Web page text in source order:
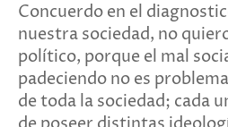
Concuerdo en el
nuestra sociedad, no
político, porque el mal
padeciendo no es
de toda la sociedad; cada